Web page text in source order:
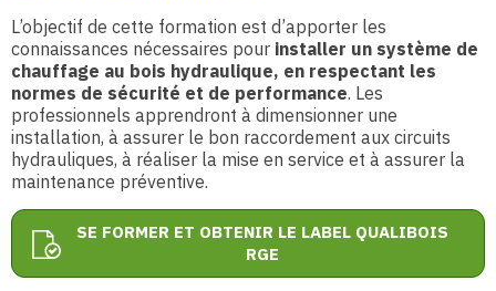
L’objectif de cette formation est d’apporter les
connaissances nécessaires pour installer un système de
chauffage au bois hydraulique, en respectant les
normes de sécurité et de performance. Les
professionnels apprendront à dimensionner une
installation, à assurer le bon raccordement aux circuits
hydrauliques, à réaliser la mise en service et à assurer la
maintenance préventive.
SE FORMER ET OBTENIR LE LABEL QUALIBOIS
RGE